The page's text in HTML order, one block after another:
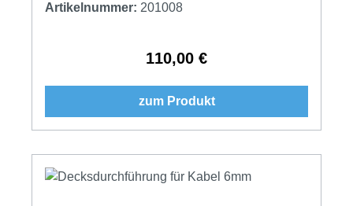
Artikelnummer: 201008
Regulärer Preis:
110,00 €
zum Produkt